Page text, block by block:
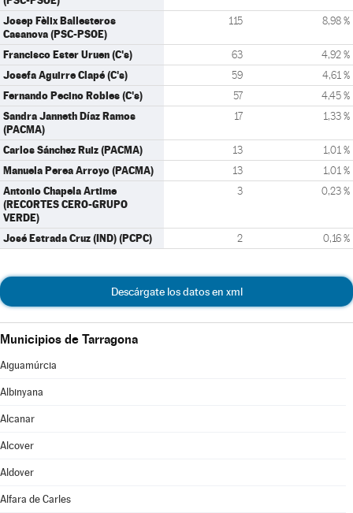
Josep Fèlix Ballesteros
Casanova (PSC-PSOE)
115 8,98 %
Francisco Ester Uruen (C's) 63 4,92 %
Josefa Aguirre Clapé (C's) 59 4,61 %
Fernando Pecino Robles (C's) 57 4,45 %
Sandra Janneth Díaz Ramos
(PACMA)
17 1,33 %
Carlos Sánchez Ruiz (PACMA) 13 1,01 %
Manuela Perea Arroyo (PACMA) 13 1,01 %
Antonio Chapela Artime
(RECORTES CERO-GRUPO
VERDE)
3 0,23 %
José Estrada Cruz (IND) (PCPC) 2 0,16 %
Descárgate los datos en xml
Municipios de Tarragona
Aiguamúrcia
Albinyana
Alcanar
Alcover
Aldover
Alfara de Carles